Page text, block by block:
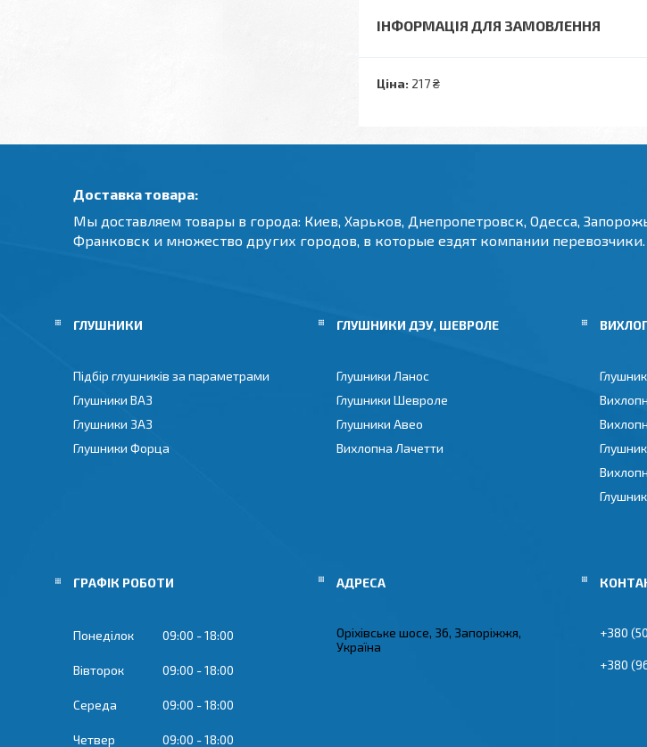
ІНФОРМАЦІЯ ДЛЯ ЗАМОВЛЕННЯ
Ціна: 217 ₴
Доставка товара:
Мы доставляем товары в города: Киев, Харьков, Днепропетровск, Одесса,
Франковск и множество других городов, в которые ездят компании перевозчики.
ГЛУШНИКИ
Підбір глушників за параметрами
Глушники ВАЗ
Глушники ЗАЗ
Глушники Форца
ГЛУШНИКИ ДЭУ, ШЕВРОЛЕ
Глушники Ланос
Глушники Шевроле
Глушники Авео
Вихлопна Лачетти
ГРАФІК РОБОТИ
Понеділок 09:00 18:00
Вівторок 09:00 18:00
Середа 09:00 18:00
Четвер 09:00 18:00
Оріхівське шосе, 36, Запоріжжя,
Україна
+380
+380